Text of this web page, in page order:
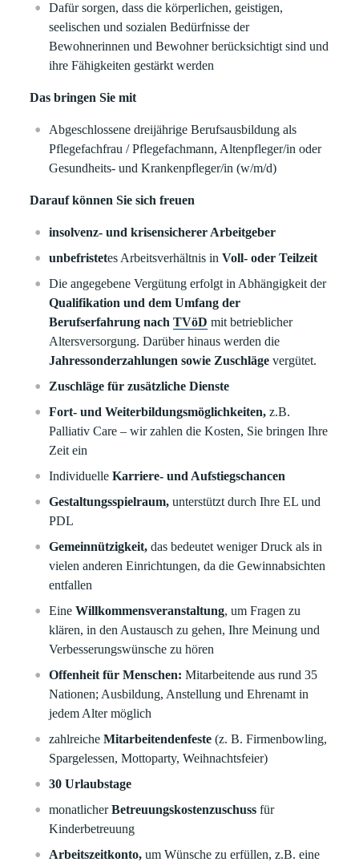
Dafür sorgen, dass die körperlichen, geistigen,
seelischen und sozialen Bedürfnisse der
Bewohnerinnen und Bewohner berücksichtigt sind und
ihre Fähigkeiten gestärkt werden
Das bringen Sie mit
Abgeschlossene dreijährige Berufsausbildung als
Pflegefachfrau / Pflegefachmann, Altenpfleger/in oder
Gesundheits- und Krankenpfleger/in (w/m/d)
Darauf können Sie sich freuen
insolvenz- und krisensicherer Arbeitgeber
unbefristetes Arbeitsverhältnis inVoll- oder Teilzeit
Die angegebene Vergütung erfolgt in Abhängigkeit der
Qualifikation und dem Umfang der
Berufserfahrung nachTVöD mit betrieblicher
Altersversorgung. Darüber hinaus werden die
Jahressonderzahlungen sowie Zuschläge vergütet.
Zuschläge für zusätzliche Dienste
Fort- und Weiterbildungsmöglichkeiten,z.B.
Palliativ Care – wir zahlen die Kosten, Sie bringen Ihre
Zeit ein
IndividuelleKarriere- und Aufstiegschancen
Gestaltungsspielraum, unterstützt durch Ihre EL und
PDL
Gemeinnützigkeit, das bedeutet weniger Druck als in
vielen anderen Einrichtungen, da die Gewinnabsichten
entfallen
EineWillkommensveranstaltung, um Fragen zu
klären, in den Austausch zu gehen, Ihre Meinung und
Verbesserungswünsche zu hören
Offenheit für Menschen:Mitarbeitende aus rund 35
Nationen; Ausbildung, Anstellung und Ehrenamt in
jedem Alter möglich
zahlreicheMitarbeitendenfeste(z. B. Firmenbowling,
Spargelessen, Mottoparty, Weihnachtsfeier)
30 Urlaubstage
monatlicherBetreuungskostenzuschussfür
Kinderbetreuung
Arbeitszeitkonto,um Wünsche zu erfüllen, z.B. eine